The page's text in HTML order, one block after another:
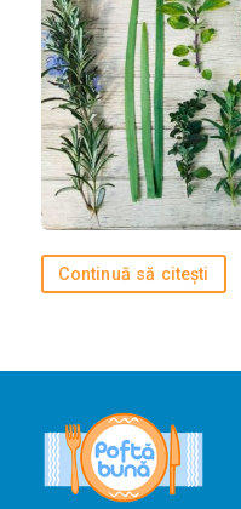
Internațională
Europeană
Italiană
Nord-Americană
Mexicană
Adaugă rețetă
Știri culinare
Agenda și
Continuă să citești